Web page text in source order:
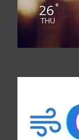
26°
THU